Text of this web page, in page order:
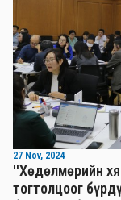
27 Nov, 2024
''Хөдөлмөрийн
тогтолцоог